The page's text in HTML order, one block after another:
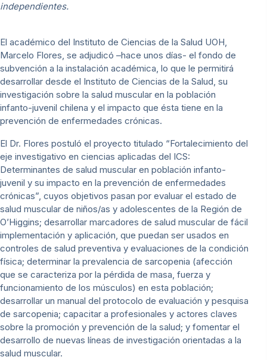
independientes.
El académico del Instituto de Ciencias de la Salud UOH,
Marcelo Flores, se adjudicó –hace unos días- el fondo de
subvención a la instalación académica, lo que le permitirá
desarrollar desde el Instituto de Ciencias de la Salud, su
investigación sobre la salud muscular en la población
infanto-juvenil chilena y el impacto que ésta tiene en la
prevención de enfermedades crónicas.
El Dr. Flores postuló el proyecto titulado “Fortalecimiento del
eje investigativo en ciencias aplicadas del ICS:
Determinantes de salud muscular en población infanto-
juvenil y su impacto en la prevención de enfermedades
crónicas”, cuyos objetivos pasan por evaluar el estado de
salud muscular de niños/as y adolescentes de la Región de
O’Higgins; desarrollar marcadores de salud muscular de fácil
implementación y aplicación, que puedan ser usados en
controles de salud preventiva y evaluaciones de la condición
física; determinar la prevalencia de sarcopenia (afección
que se caracteriza por la pérdida de masa, fuerza y
funcionamiento de los músculos) en esta población;
desarrollar un manual del protocolo de evaluación y pesquisa
de sarcopenia; capacitar a profesionales y actores claves
sobre la promoción y prevención de la salud; y fomentar el
desarrollo de nuevas líneas de investigación orientadas a la
salud muscular.